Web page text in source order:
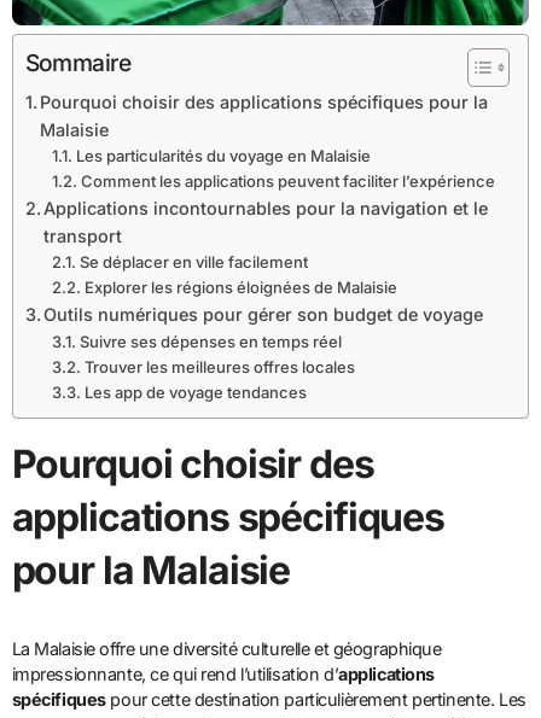
Sommaire
Pourquoi choisir des applications spécifiques pour la
Malaisie
Les particularités du voyage en Malaisie
Comment les applications peuvent faciliter l’expérience
Applications incontournables pour la navigation et le
transport
Se déplacer en ville facilement
Explorer les régions éloignées de Malaisie
Outils numériques pour gérer son budget de voyage
Suivre ses dépenses en temps réel
Trouver les meilleures offres locales
Les app de voyage tendances
Pourquoi choisir des
applications spécifiques
pour la Malaisie
La Malaisie offre une diversité culturelle et géographique
impressionnante, ce qui rend l’utilisation d’applications
spécifiquespour cette destination particulièrement pertinente. Les